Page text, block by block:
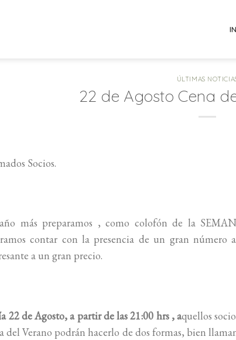
ÚLTIMAS
22 de Agosto Cena
Socios.
más preparamos , como colofón de la
contar con la presencia de un gran número
a un gran precio.
22 de Agosto, a partir de las 21:00 hrs , aquellos
del Verano podrán hacerlo de dos formas, bien